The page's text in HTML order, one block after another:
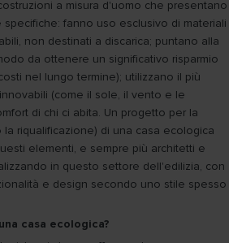
a misura d'uomo che presentano
fanno uso esclusivo di materiali
non destinati a discarica; puntano alla
da ottenere un significativo risparmio
nel lungo termine); utilizzano il più
(come il sole, il vento e le
di chi ci abita. Un progetto per la
riqualificazione) di una casa ecologica
elementi, e sempre più architetti e
in questo settore dell'edilizia, con
e design secondo uno stile spesso
casa ecologica?